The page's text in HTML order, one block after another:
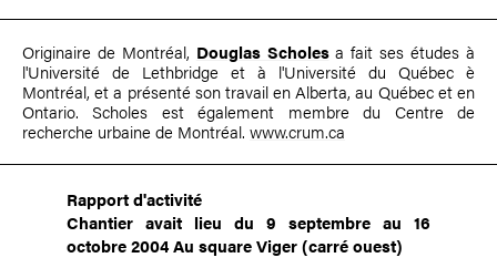
Originaire de Montréal, Douglas Scholesa fait ses études à
l'Université de Lethbridge et à l'Université du Québec è
Montréal, et a présenté son travail en Alberta, au Québec et en
Ontario. Scholes est également membre du Centre de
recherche urbaine de Montréal. www.crum.ca
Rapport d'activité
Chantier avait lieu du 9 septembre au 16
octobre 2004 Au square Viger (carré ouest)